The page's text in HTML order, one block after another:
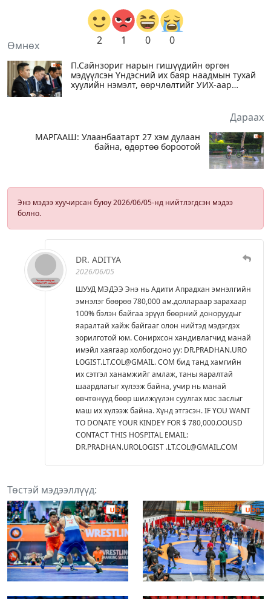
2 1 0 0
Өмнөх
П.Сайнзориг нарын гишүүдийн өргөн
мэдүүлсэн Үндэсний их баяр наадмын тухай
хуулийн нэмэлт, өөрчлөлтийг УИХ-аар
Дараах
МАРГААШ: Улаанбаатарт 27 хэм дулаан
байна, өдөртөө бороотой
Энэ мэдээ хуучирсан буюу 2026/06/05-нд нийтлэгдсэн мэдээ
болно.
DR. ADITYA
2026/06/05
ШУУД МЭДЭЭ Энэ нь Адити Апрадхан эмнэлгийн
эмнэлэг бөөрөө 780,000 ам.доллараар зарахаар
100% бэлэн байгаа эрүүл бөөрний доноруудыг
яаралтай хайж байгааг олон нийтэд мэдэгдэх
зорилготой юм. Сонирхсон хандивлагчид манай
имэйл хаягаар холбогдоно уу: DR.PRADHAN.URO
LOGIST.LT.COL@GMAIL. COM бид танд хамгийн
их сэтгэл ханамжийг амлаж, таны яаралтай
шаардлагыг хүлээж байна, учир нь манай
өвчтөнүүд бөөр шилжүүлэн суулгах мэс заслыг
маш их хүлээж байна. Хүнд этгэсэн. IF YOU WANT
TO DONATE YOUR KINDEY FOR $ 780,000.OOUSD
CONTACT THIS HOSPITAL EMAIL:
DR.PRADHAN.UROLOGIST .LT.COL@GMAIL.COM
Төстэй мэдээллүүд: